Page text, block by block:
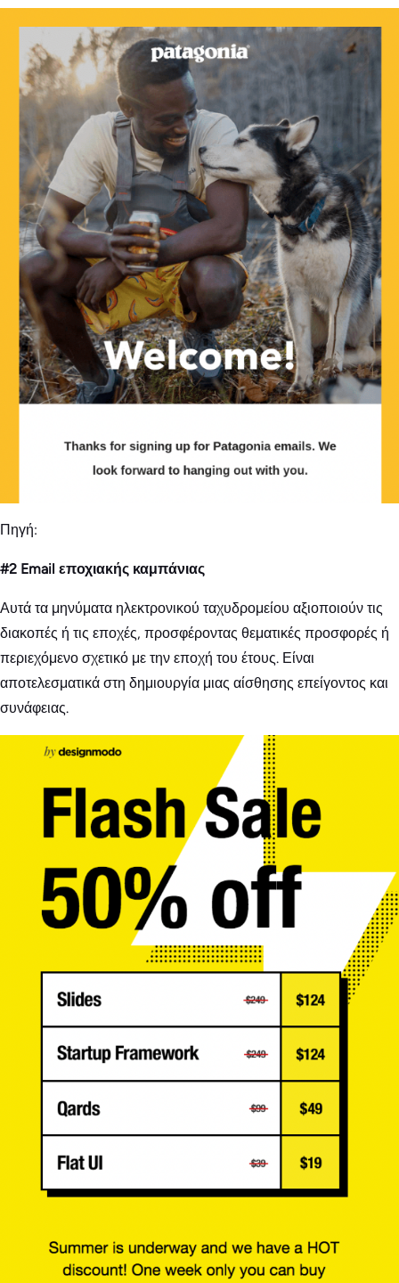
Πηγή:
#2 Email εποχιακής καμπάνιας
Αυτά τα μηνύματα ηλεκτρονικού ταχυδρομείου αξιοποιούν τις
διακοπές ή τις εποχές, προσφέροντας θεματικές προσφορές ή
περιεχόμενο σχετικό με την εποχή του έτους. Είναι
αποτελεσματικά στη δημιουργία μιας αίσθησης επείγοντος και
συνάφειας.